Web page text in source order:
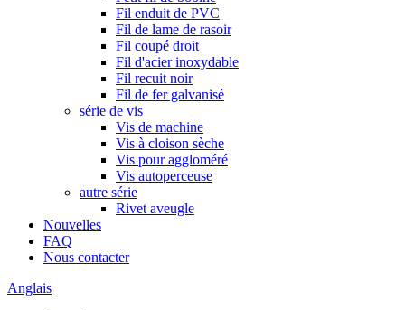
Fil enduit de PVC
Fil de lame de rasoir
Fil coupé droit
Fil d'acier inoxydable
Fil recuit noir
Fil de fer galvanisé
série de vis
Vis de machine
Vis à cloison sèche
Vis pour aggloméré
Vis autoperceuse
autre série
Rivet aveugle
Nouvelles
FAQ
Nous contacter
Anglais